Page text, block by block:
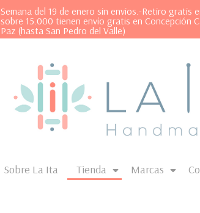
Semana del 19 de enero sin envios.-Retiro gratis
sobre 15.000 tienen envío gratis en Concepción
Paz (hasta San Pedro del Valle)
Sobre La Ita Tienda Marcas